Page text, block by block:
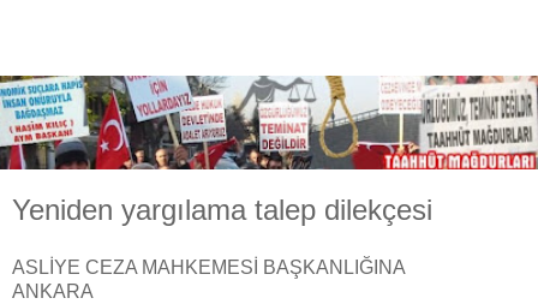
Yeniden yargılama talep dilekçesi
ASLİYE CEZA MAHKEMESİ BAŞKANLIĞINA
ANKARA